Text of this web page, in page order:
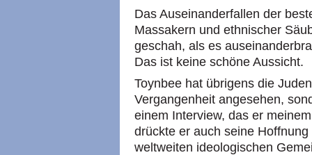
Das Auseinanderfallen der
Massakern und ethnischer
geschah, als es
Das ist keine schöne Aussicht.
Toynbee hat übrigens die
Vergangenheit angesehen,
einem Interview, das er
drückte er auch seine
weltweiten ideologischen